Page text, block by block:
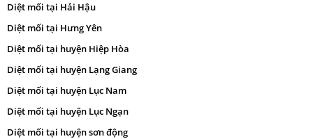
Diệt mối tại Hải Hậu
Diệt mối tại Hưng Yên
Diệt mối tại huyện Hiệp Hòa
Diệt mối tại huyện Lạng Giang
Diệt mối tại huyện Lục Nam
Diệt mối tại huyện Lục Ngạn
Diệt mối tại huyện sơn động